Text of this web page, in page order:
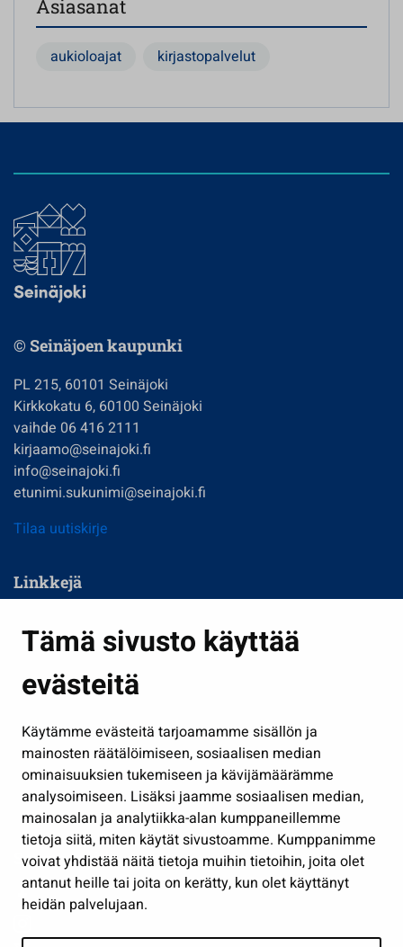
Tämä sivusto käyttää
evästeitä
Käytämme evästeitä tarjoamamme sisällön ja
mainosten räätälöimiseen, sosiaalisen median
ominaisuuksien tukemiseen ja kävijämäärämme
analysoimiseen. Lisäksi jaamme sosiaalisen median,
mainosalan ja analytiikka-alan kumppaneillemme
tietoja siitä, miten käytät sivustoamme. Kumppanimme
voivat yhdistää näitä tietoja muihin tietoihin, joita olet
antanut heille tai joita on kerätty, kun olet käyttänyt
heidän palvelujaan.
Asiasanat
aukioloajat kirjastopalvelut
© Seinäjoen kaupunki
PL 215, 60101 Seinäjoki
Kirkkokatu 6, 60100 Seinäjoki
vaihde 06 416 2111
kirjaamo@seinajoki.fi
info@seinajoki.fi
etunimi.sukunimi@seinajoki.fi
Tilaa uutiskirje
Linkkejä
Kasvatus ja opetus
Kulttuuri ja liikunta
Työ ja yrittäminen
Osallistu ja asioi
Näytä omat evästeasetukseni
Seuraa meitä